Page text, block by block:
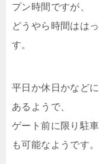
プン時間ですが、
どうやら時間はは
す。
平日か休日かなど
あるようで、
ゲート前に限り駐
も可能なようです。